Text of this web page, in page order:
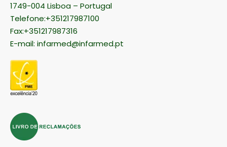
1749-004 Lisboa – Portugal
Telefone:+351217987100
Fax:+351217987316
E-mail: infarmed@infarmed.pt